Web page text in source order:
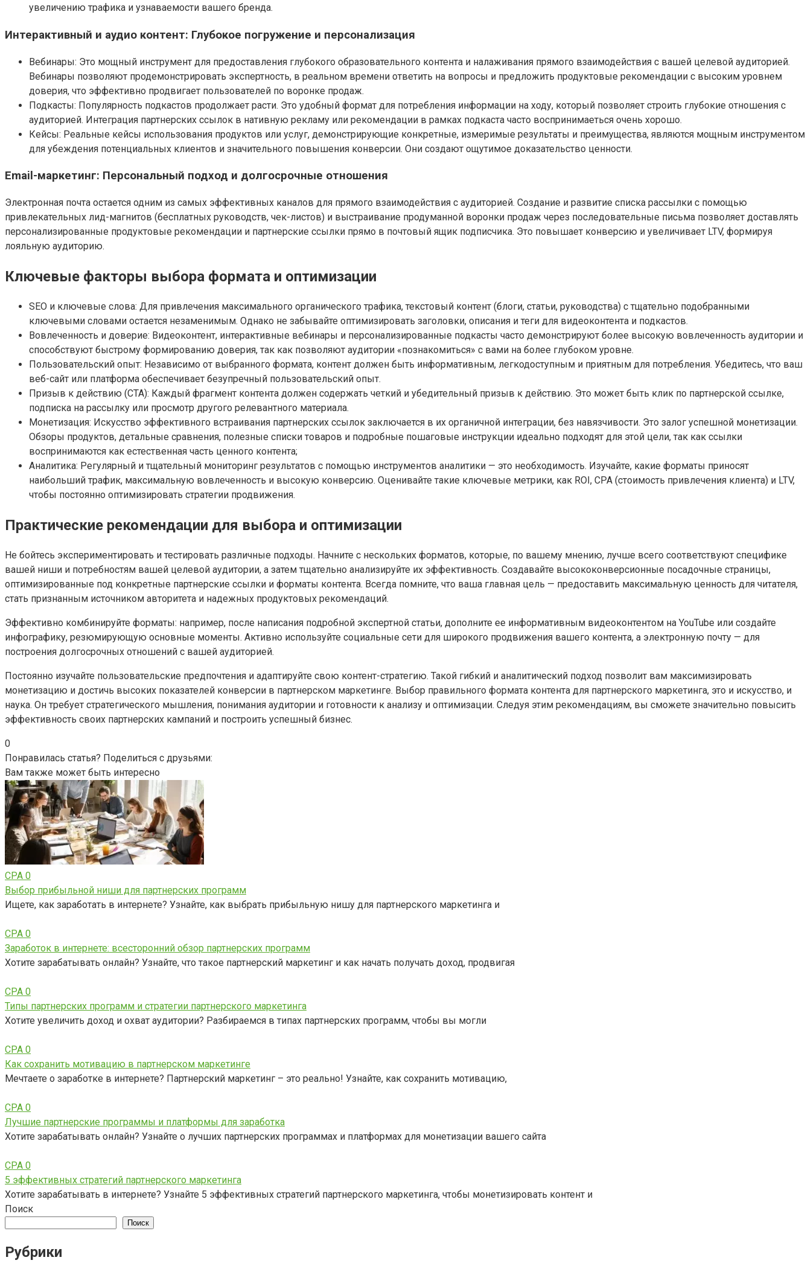
увеличению трафика и узнаваемости вашего бренда.
Интерактивный и аудио контент: Глубокое погружение и персонализация
Вебинары: Это мощный инструмент для предоставления глубокого образовательного контента и налаживания прямого взаимодействия с вашей целевой аудиторией.
Вебинары позволяют продемонстрировать экспертность, в реальном времени ответить на вопросы и предложить продуктовые рекомендации с высоким уровнем
доверия, что эффективно продвигает пользователей по воронке продаж.
Подкасты: Популярность подкастов продолжает расти. Это удобный формат для потребления информации на ходу, который позволяет строить глубокие отношения с
аудиторией. Интеграция партнерских ссылок в нативную рекламу или рекомендации в рамках подкаста часто воспринимаеться очень хорошо.
Кейсы: Реальные кейсы использования продуктов или услуг, демонстрирующие конкретные, измеримые результаты и преимущества, являются мощным инструментом
для убеждения потенциальных клиентов и значительного повышения конверсии. Они создают ощутимое доказательство ценности.
Email-маркетинг: Персональный подход и долгосрочные отношения
Электронная почта остается одним из самых эффективных каналов для прямого взаимодействия с аудиторией. Создание и развитие списка рассылки с помощью
привлекательных лид-магнитов (бесплатных руководств, чек-листов) и выстраивание продуманной воронки продаж через последовательные письма позволяет доставлять
персонализированные продуктовые рекомендации и партнерские ссылки прямо в почтовый ящик подписчика. Это повышает конверсию и увеличивает LTV, формируя
лояльную аудиторию.
Ключевые факторы выбора формата и оптимизации
SEO и ключевые слова: Для привлечения максимального органического трафика, текстовый контент (блоги, статьи, руководства) с тщательно подобранными
ключевыми словами остается незаменимым. Однако не забывайте оптимизировать заголовки, описания и теги для видеоконтента и подкастов.
Вовлеченность и доверие: Видеоконтент, интерактивные вебинары и персонализированные подкасты часто демонстрируют более высокую вовлеченность аудитории и
способствуют быстрому формированию доверия, так как позволяют аудитории «познакомиться» с вами на более глубоком уровне.
Пользовательский опыт: Независимо от выбранного формата, контент должен быть информативным, легкодоступным и приятным для потребления. Убедитесь, что ваш
веб-сайт или платформа обеспечивает безупречный пользовательский опыт.
Призыв к действию (CTA): Каждый фрагмент контента должен содержать четкий и убедительный призыв к действию. Это может быть клик по партнерской ссылке,
подписка на рассылку или просмотр другого релевантного материала.
Монетизация: Искусство эффективного встраивания партнерских ссылок заключается в их органичной интеграции, без навязчивости. Это залог успешной монетизации.
Обзоры продуктов, детальные сравнения, полезные списки товаров и подробные пошаговые инструкции идеально подходят для этой цели, так как ссылки
воспринимаются как естественная часть ценного контента;
Аналитика: Регулярный и тщательный мониторинг результатов с помощью инструментов аналитики — это необходимость. Изучайте, какие форматы приносят
наибольший трафик, максимальную вовлеченность и высокую конверсию. Оценивайте такие ключевые метрики, как ROI, CPA (стоимость привлечения клиента) и LTV,
чтобы постоянно оптимизировать стратегии продвижения.
Практические рекомендации для выбора и оптимизации
Не бойтесь экспериментировать и тестировать различные подходы. Начните с нескольких форматов, которые, по вашему мнению, лучше всего соответствуют специфике
вашей ниши и потребностям вашей целевой аудитории, а затем тщательно анализируйте их эффективность. Создавайте высококонверсионные посадочные страницы,
оптимизированные под конкретные партнерские ссылки и форматы контента. Всегда помните, что ваша главная цель — предоставить максимальную ценность для читателя,
стать признанным источником авторитета и надежных продуктовых рекомендаций.
Эффективно комбинируйте форматы: например, после написания подробной экспертной статьи, дополните ее информативным видеоконтентом на YouTube или создайте
инфографику, резюмирующую основные моменты. Активно используйте социальные сети для широкого продвижения вашего контента, а электронную почту — для
построения долгосрочных отношений с вашей аудиторией.
Постоянно изучайте пользовательские предпочтения и адаптируйте свою контент-стратегию. Такой гибкий и аналитический подход позволит вам максимизировать
монетизацию и достичь высоких показателей конверсии в партнерском маркетинге. Выбор правильного формата контента для партнерского маркетинга, это и искусство, и
наука. Он требует стратегического мышления, понимания аудитории и готовности к анализу и оптимизации. Следуя этим рекомендациям, вы сможете значительно повысить
эффективность своих партнерских кампаний и построить успешный бизнес.
0
Понравилась статья? Поделиться с друзьями:
Вам также может быть интересно
CPA 0
Выбор прибыльной ниши для партнерских программ
Ищете, как заработать в интернете? Узнайте, как выбрать прибыльную нишу для партнерского маркетинга и
CPA 0
Заработок в интернете: всесторонний обзор партнерских программ
Хотите зарабатывать онлайн? Узнайте, что такое партнерский маркетинг и как начать получать доход, продвигая
CPA 0
Типы партнерских программ и стратегии партнерского маркетинга
Хотите увеличить доход и охват аудитории? Разбираемся в типах партнерских программ, чтобы вы могли
CPA 0
Как сохранить мотивацию в партнерском маркетинге
Мечтаете о заработке в интернете? Партнерский маркетинг – это реально! Узнайте, как сохранить мотивацию,
CPA 0
Лучшие партнерские программы и платформы для заработка
Хотите зарабатывать онлайн? Узнайте о лучших партнерских программах и платформах для монетизации вашего сайта
CPA 0
5 эффективных стратегий партнерского маркетинга
Хотите зарабатывать в интернете? Узнайте 5 эффективных стратегий партнерского маркетинга, чтобы монетизировать контент и
Поиск
Поиск
Рубрики